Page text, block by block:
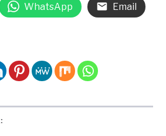
WhatsApp Email